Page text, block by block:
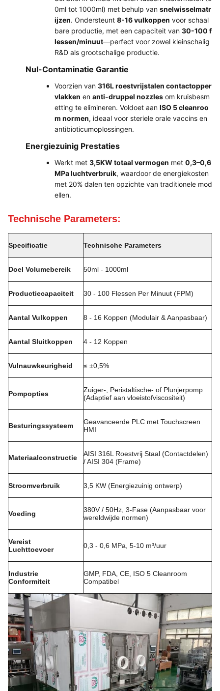
0ml tot 1000ml) met behulp van snelwisselmatr
ijzen. Ondersteunt 8-16 vulkoppen voor schaal
bare productie, met een capaciteit van 30-100 f
lessen/minuut—perfect voor zowel kleinschalig
R&D als grootschalige productie.
Nul-Contaminatie Garantie
Voorzien van 316L roestvrijstalen contactopper
vlakken en anti-druppel nozzlesom kruisbesm
etting te elimineren. Voldoet aan ISO 5 cleanroo
m normen, ideaal voor steriele orale vaccins en
antibioticumoplossingen.
Energiezuinig Prestaties
Werkt met 3,5KW totaal vermogen met 0,3–0,6
MPa luchtverbruik, waardoor de energiekosten
met 20% dalen ten opzichte van traditionele mod
ellen.
Technische Parameters:
Specificatie Technische Parameters
Doel Volumebereik 50ml - 1000ml
Productiecapaciteit 30 - 100 Flessen Per Minuut (FPM)
Aantal Vulkoppen 8 - 16 Koppen (Modulair & Aanpasbaar)
Aantal Sluitkoppen 4 - 12 Koppen
Vulnauwkeurigheid ≤ ±0,5%
Pompopties
Zuiger-, Peristaltische- of Plunjerpomp
(Adaptief aan vloeistofviscositeit)
Besturingssysteem
Geavanceerde PLC met Touchscreen
HMI
Materiaalconstructie
AISI 316L Roestvrij Staal (Contactdelen)
/ AISI 304 (Frame)
Stroomverbruik 3,5 KW (Energiezuinig ontwerp)
Voeding
380V / 50Hz, 3-Fase (Aanpasbaar voor
wereldwijde normen)
Vereist
Luchttoevoer
0,3 - 0,6 MPa, 5-10 m³/uur
Industrie
Conformiteit
GMP, FDA, CE, ISO 5 Cleanroom
Compatibel